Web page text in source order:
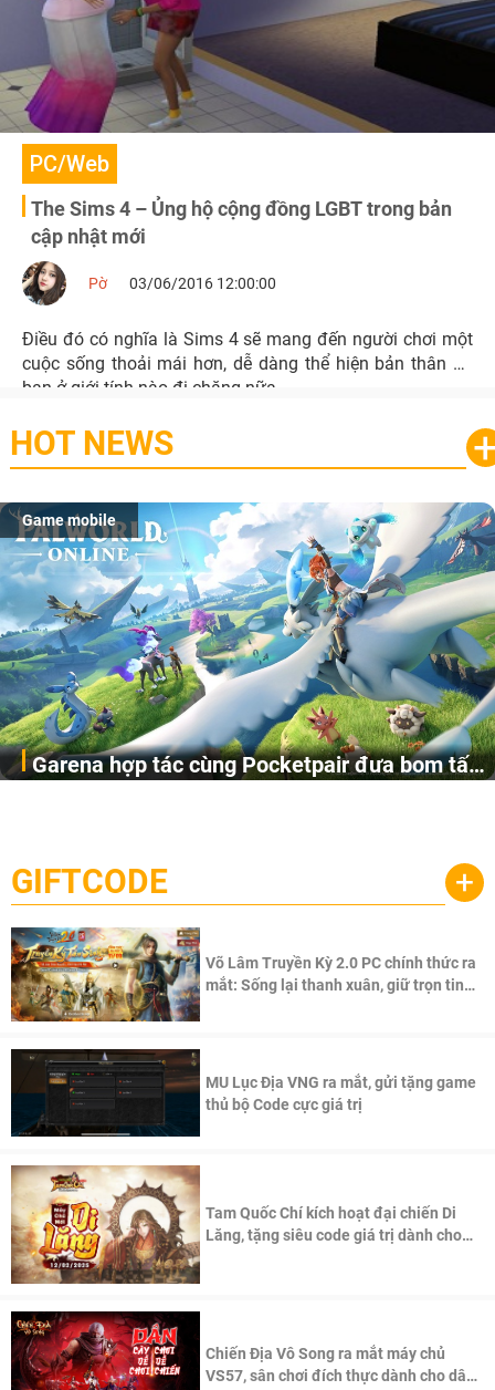
PC/Web
The Sims 4 – Ủng hộ cộng đồng LGBT trong bản
cập nhật mới
Pờ 03/06/2016 12:00:00
Điều đó có nghĩa là Sims 4 sẽ mang đến người chơi một
cuộc sống thoải mái hơn, dễ dàng thể hiện bản thân dù
bạn ở giới tính nào đi chăng nữa.
HOT NEWS
Game mobile
Garena hợp tác cùng Pocketpair đưa bom tấn
cầu, theo giấy phép chính thức từ công ty game Nhật Bản
Pocketpair, Inc.
GIFTCODE +
Võ Lâm Truyền Kỳ 2.0 PC chính thức ra
mắt: Sống lại thanh xuân, giữ trọn tinh
MU Lục Địa VNG ra mắt, gửi tặng game
thủ bộ Code cực giá trị
Tam Quốc Chí kích hoạt đại chiến Di
Lăng, tặng siêu code giá trị dành cho
Chiến Địa Vô Song ra mắt máy chủ
VS57, sân chơi đích thực dành cho dân